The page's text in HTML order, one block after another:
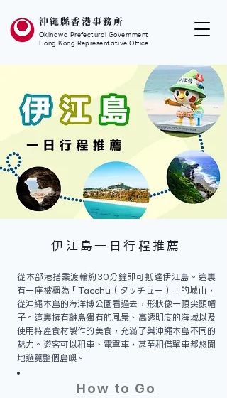
沖繩縣香港事務所
Okinawa Prefectural Government
Hong Kong Representative Office
伊江島一日行程推薦
從本部港搭乘渡輪約30分鐘即可抵達伊江島。這裏
有一座被稱為「Tacchu（タッチュー）」的城山，
從沖繩本島的海洋博公園看過去，形狀像一頂尖頭帽
子。這裏擁有離島獨有的風景、高透明度的海域以及
使用特產食材製作的美食，充滿了與沖繩本島不同的
魅力。遊客可以租車、電單車，甚至租借單車都悠閒
地遊覽整個島嶼。
How to Go